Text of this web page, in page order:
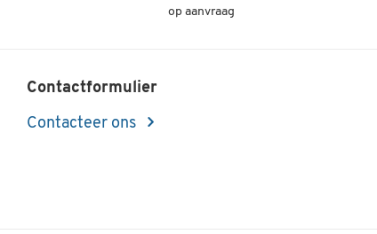
op aanvraag
Contactformulier
Contacteer ons